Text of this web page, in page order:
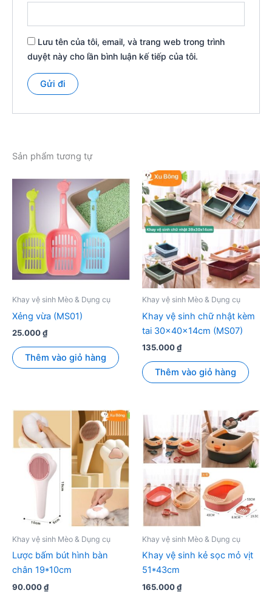
Lưu tên của tôi, email, và trang web trong trình
duyệt này cho lần bình luận kế tiếp của tôi.
Sản phẩm tương tự
Khay vệ sinh Mèo & Dụng cụ
Xẻng vừa (MS01)
25.000₫
Thêm vào giỏ hàng
Khay vệ sinh Mèo & Dụng cụ
Khay vệ sinh chữ nhật kèm
tai 30x40x14cm (MS07)
135.000₫
Thêm vào giỏ hàng
Khay vệ sinh Mèo & Dụng cụ
Lược bấm bút hình bàn
chân 19*10cm
90.000₫
Khay vệ sinh Mèo & Dụng cụ
Khay vệ sinh kẻ sọc mỏ vịt
51*43cm
165.000₫